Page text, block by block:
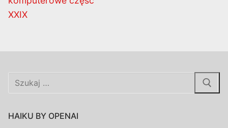
XXIX
Szukaj:
HAIKU BY OPENAI